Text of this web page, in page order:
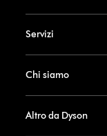
Servizi
Chi siamo
Altro da Dyson